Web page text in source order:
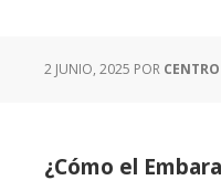
2 JUNIO, 2025 POR
¿Cómo el